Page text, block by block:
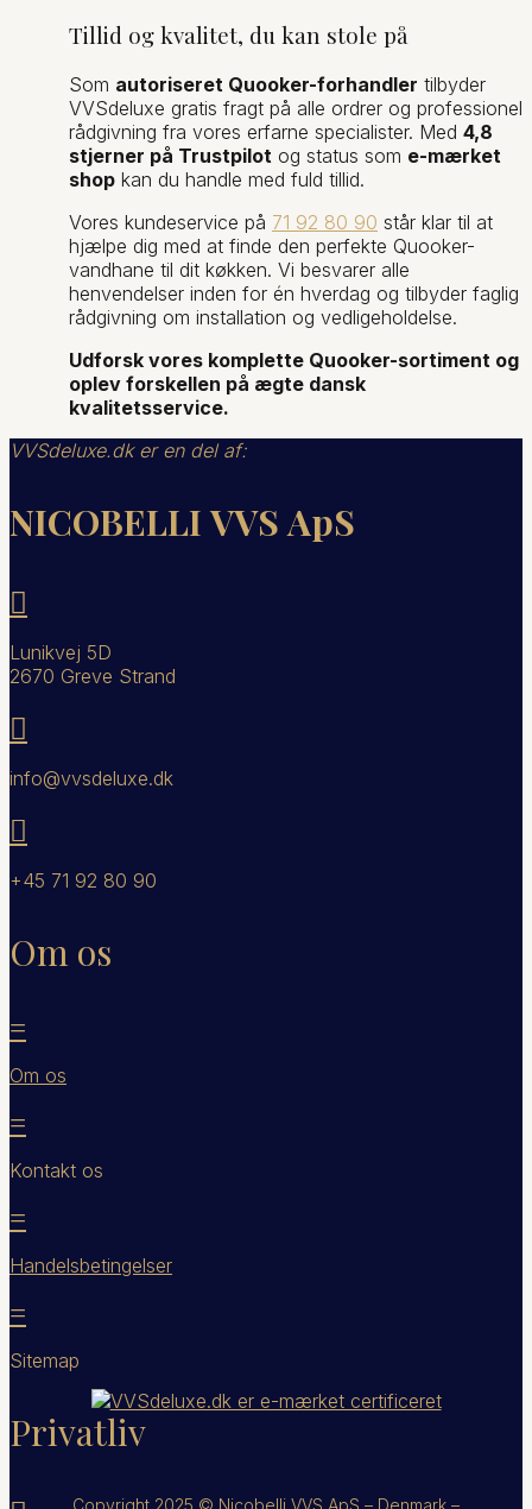
Tillid og kvalitet, du kan stole på
Som autoriseret Quooker-forhandler tilbyder
VVSdeluxe gratis fragt på alle ordrer og professionel
rådgivning fra vores erfarne specialister. Med 4,8
stjerner på Trustpilot og status som e-mærket
shop kan du handle med fuld tillid.
Vores kundeservice på 71 92 80 90 står klar til at
hjælpe dig med at finde den perfekte Quooker-
vandhane til dit køkken. Vi besvarer alle
henvendelser inden for én hverdag og tilbyder faglig
rådgivning om installation og vedligeholdelse.
Udforsk vores komplette Quooker-sortiment og
oplev forskellen på ægte dansk
kvalitetsservice.
VVSdeluxe.dk er en del af:
NICOBELLI VVS ApS

Lunikvej 5D
2670 Greve Strand

info@vvsdeluxe.dk

+45 71 92 80 90
Om os
=
Om os
=
Kontakt os
=
Handelsbetingelser
=
Sitemap
Privatliv
Copyright 2025 © Nicobelli VVS ApS – Denmark –